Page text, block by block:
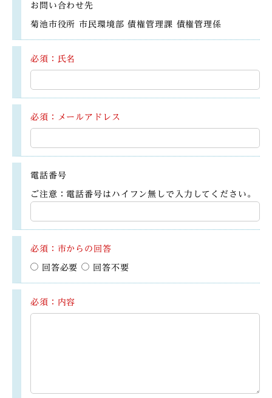
お問い合わせ先
菊池市役所 市民環境部 債権管理課 債権管理係
必須：氏名
必須：メールアドレス
電話番号
ご注意：電話番号はハイフン無しで入力してください。
必須：市からの回答
回答必要 回答不要
必須：内容